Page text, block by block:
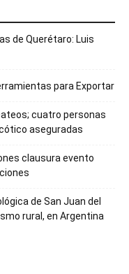
de Querétaro: Luis
para Exportar
cuatro personas
aseguradas
clausura evento
de San Juan del
rural, en Argentina